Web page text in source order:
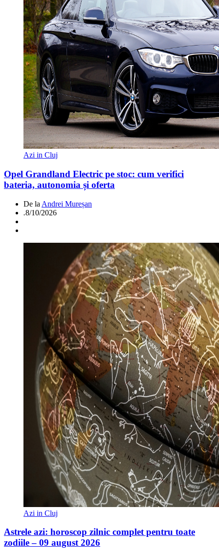
Azi in Cluj
Opel Grandland Electric pe stoc: cum verifici
bateria, autonomia și oferta
De la Andrei Mureșan
.8/10/2026
Azi in Cluj
Astrele azi: horoscop zilnic complet pentru toate
zodiile – 09 august 2026